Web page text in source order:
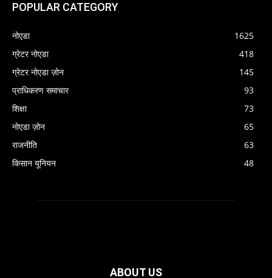
POPULAR CATEGORY
नोएडा
1625
ग्रेटर नोएडा
418
ग्रेटर नोएडा ज़ोन
145
प्राधिकरण समाचार
93
शिक्षा
73
नोएडा ज़ोन
65
राजनीति
63
किसान यूनियन
48
ABOUT US